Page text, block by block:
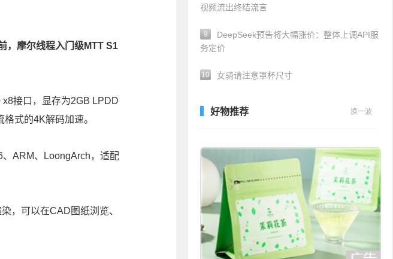
，摩尔线程入门级MTT S1
接口，显存为2GB LPDD
式的4K解码加速。
ARM、LoongArch，适配
，可以在CAD图纸浏览、
视频流出终结流言
9
DeepSeek预告将大幅涨价：整体上调API服
务定价
10 女骑请注意罩杯尺寸
好物推荐 换一波